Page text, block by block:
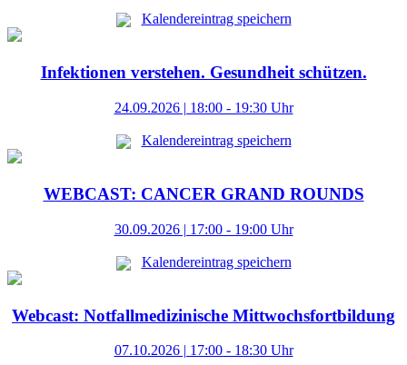
Kalendereintrag speichern
Infektionen verstehen. Gesundheit schützen.
24.09.2026 | 18:00 - 19:30 Uhr
Kalendereintrag speichern
WEBCAST: CANCER GRAND ROUNDS
30.09.2026 | 17:00 - 19:00 Uhr
Kalendereintrag speichern
Webcast: Notfallmedizinische Mittwochsfortbildung
07.10.2026 | 17:00 - 18:30 Uhr